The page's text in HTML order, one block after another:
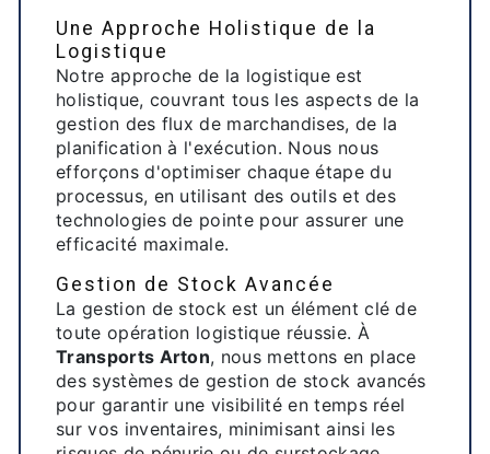
Une Approche Holistique de la
Logistique
Notre approche de la logistique est
holistique, couvrant tous les aspects de la
gestion des flux de marchandises, de la
planification à l'exécution. Nous nous
efforçons d'optimiser chaque étape du
processus, en utilisant des outils et des
technologies de pointe pour assurer une
efficacité maximale.
Gestion de Stock Avancée
La gestion de stock est un élément clé de
toute opération logistique réussie. À
Transports Arton, nous mettons en place
des systèmes de gestion de stock avancés
pour garantir une visibilité en temps réel
sur vos inventaires, minimisant ainsi les